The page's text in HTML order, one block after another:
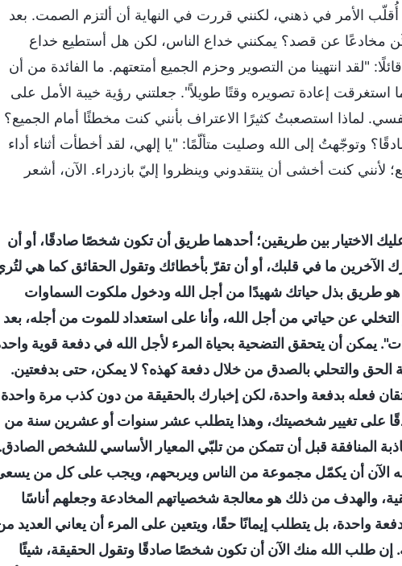
الأمر في ذهني، لكنني قررت في النهاية أن ألتزم الصمت. بعد
مخادعًا عن قصد؟ يمكنني خداع الناس، لكن هل أستطيع خداع
"لقد انتهينا من التصوير وحزم الجميع أمتعتهم. ما الفائدة من أن
استغرقت إعادة تصويره وقتًا طويلاً". جعلتني رؤية خيبة الأمل على
لماذا استصعبتُ كثيرًا الاعتراف بأنني كنت مخطئًا أمام الجميع؟
وتوجّهتُ إلى الله وصليت متألّمًا: "يا إلهي، لقد أخطأت أثناء أداء
لأنني كنت أخشى أن ينتقدوني وينظروا إليّ بازدراء. الآن، أشعر
الاختيار بين طريقين؛ أحدهما طريق أن تكون شخصًا صادقًا، أو أن
الآخرين ما في قلبك، أو أن تقرّ بأخطائك وتقول الحقائق كما هي
هو طريق بذل حياتك شهيدًا من أجل الله ودخول ملكوت السماوات
عن حياتي من أجل الله، وأنا على استعداد للموت من أجله، بعد
يمكن أن يتحقق التضحية بحياة المرء لأجل الله في دفعة قوية
والتحلي بالصدق من خلال دفعة كهذه؟ لا يمكن، حتى بدفعتين.
فعله بدفعة واحدة، لكن إخبارك بالحقيقة من دون كذب مرة واحدة
على تغيير شخصيتك، وهذا يتطلب عشر سنوات أو عشرين سنة من
المنافقة قبل أن تتمكن من تلبّي المعيار الأساسي للشخص
الآن أن يكمّل مجموعة من الناس ويربحهم، ويجب على كل من
والهدف من ذلك هو معالجة شخصياتهم المخادعة وجعلهم أناسًا
واحدة، بل يتطلب إيمانًا حقًا، ويتعين على المرء أن يعاني العديد
إن طلب الله منك الآن أن تكون شخصًا صادقًا وتقول الحقيقة، شيئًا